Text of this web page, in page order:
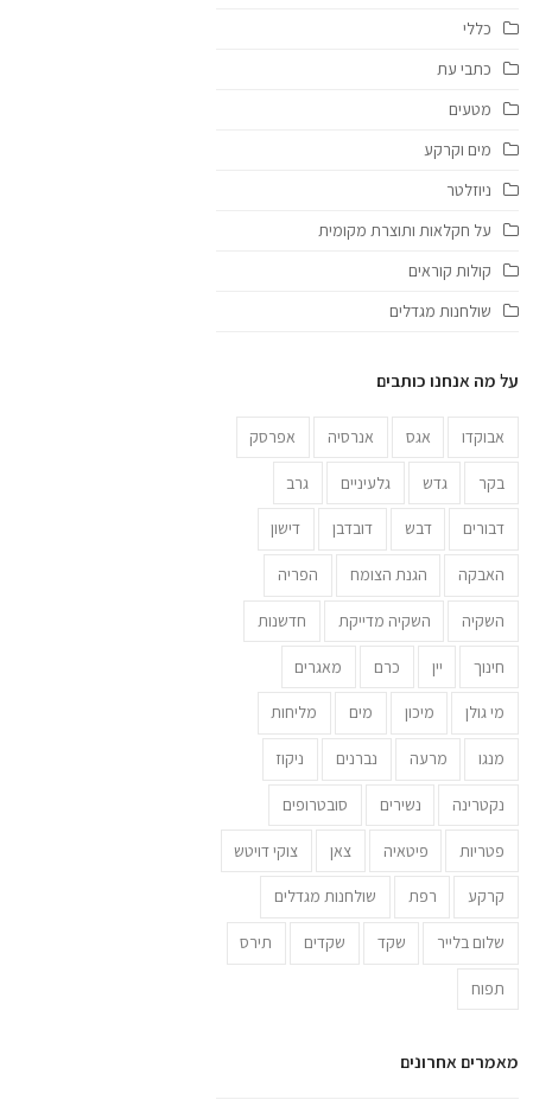
כללי
כתבי עת
מטעים
מים וקרקע
ניוזלטר
על חקלאות ותוצרת מקומית
קולות קוראים
שולחנות מגדלים
על מה אנחנו כותבים
אבוקדו אגס אנרסיה אפרסק
בקר גדש גלעיניים גרב
דבורים דבש דובדבן דישון
האבקה הגנת הצומח הפריה
השקיה השקיה מדייקת חדשנות
חינוך יין כרם מאגרים
מי גולן מיכון מים מליחות
מנגו מרעה נברנים ניקוז
נקטרינה נשירים סובטרופים
פטריות פיטאיה צאן צוקי דויטש
קרקע רפת שולחנות מגדלים
שלום בלייר שקד שקדים תירס
תפוח
מאמרים אחרונים